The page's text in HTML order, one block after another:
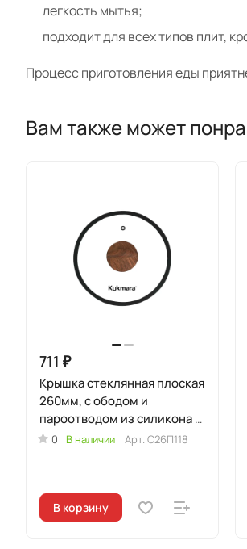
легкость мытья;
подходит для всех типов плит,
Процесс приготовления еды
Вам также может
711 ₽
Крышка стеклянная плоская
260мм, с ободом и
пароотводом из силикона и
бакелитовой ручкой софт-
0 В наличии Арт. С26П118
В корзину